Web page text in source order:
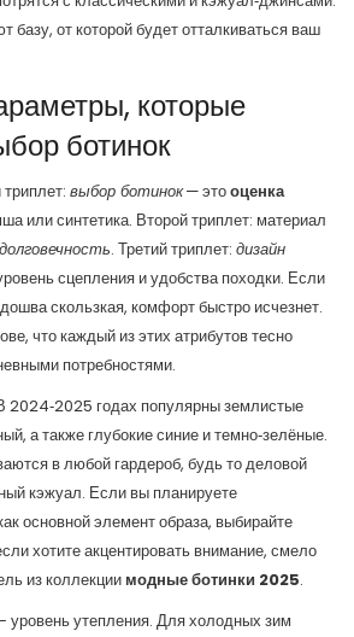
базу, от которой будет отталкиваться ваш
которые
ботинок
выбор ботинок— этооценка
или синтетика. Второй триплет: материал
. Третий триплет: дизайн
сцепления и удобства походки. Если
скользкая, комфорт быстро исчезнет.
что каждый из этих атрибутов тесно
потребностями.
2024‑2025 годах популярны землистые
а также глубокие синие и темно‑зелёные.
в любой гардероб, будь то деловой
кэжуал. Если вы планируете
основной элемент образа, выбирайте
хотите акцентировать внимание, смело
из коллекции модные ботинки 2025.
уровень утепления. Для холодных зим